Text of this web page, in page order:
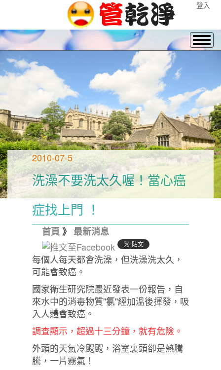
登入
2010-07-5
洗澡不要洗太久喔！當心癌
症找上門 ！
首頁 》 最新消息
每個人每天都會洗澡，但洗澡洗太久，
可能會致癌。
國家衛生研究院最近發表一份報告，自
來水中的消毒物質"氯"經加溫後揮發，吸
入人體會致癌。
調查顯示，超過十三分鐘，就有危險。
外頭的天氣冷颼颼，浴室裏頭卻是熱騰
騰，一片霧氣！